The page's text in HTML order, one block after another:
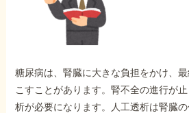
外出困難でもOK
非対面で申請できる
糖尿病は、腎臓に大きな負担をかけ、
こすことがあります。腎不全の進行が
析が必要になります。人工透析は腎臓